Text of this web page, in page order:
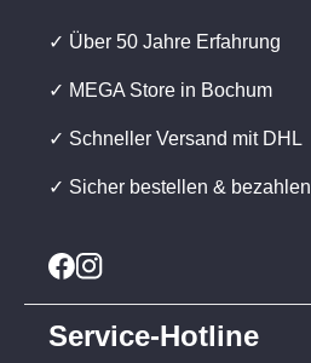
✓ Über 50 Jahre Erfahrung
✓ MEGA Store in Bochum
✓ Schneller Versand mit DHL
✓ Sicher bestellen & bezahlen
Service-Hotline